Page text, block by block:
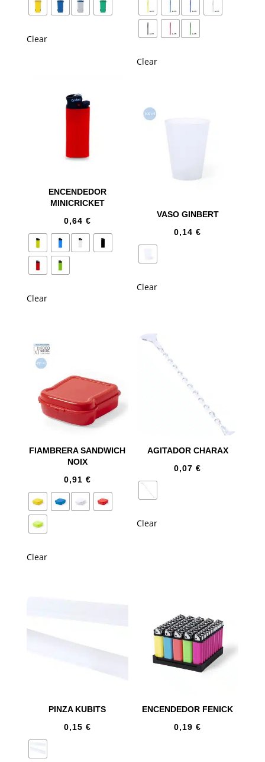
Clear
Clear
ENCENDEDOR
MINICRICKET
0,64 €
Clear
VASO GINBERT
0,14€
Clear
FIAMBRERA SANDWICH
NOIX
0,91 €
Clear
AGITADOR CHARAX
0,07€
Clear
PINZA KUBITS
0,15 €
ENCENDEDOR FENICK
0,19€